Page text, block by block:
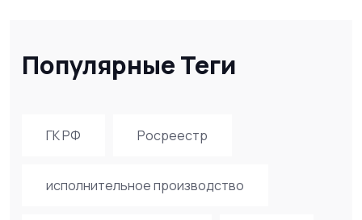
Популярные Теги
ГК РФ Росреестр
исполнительное производство